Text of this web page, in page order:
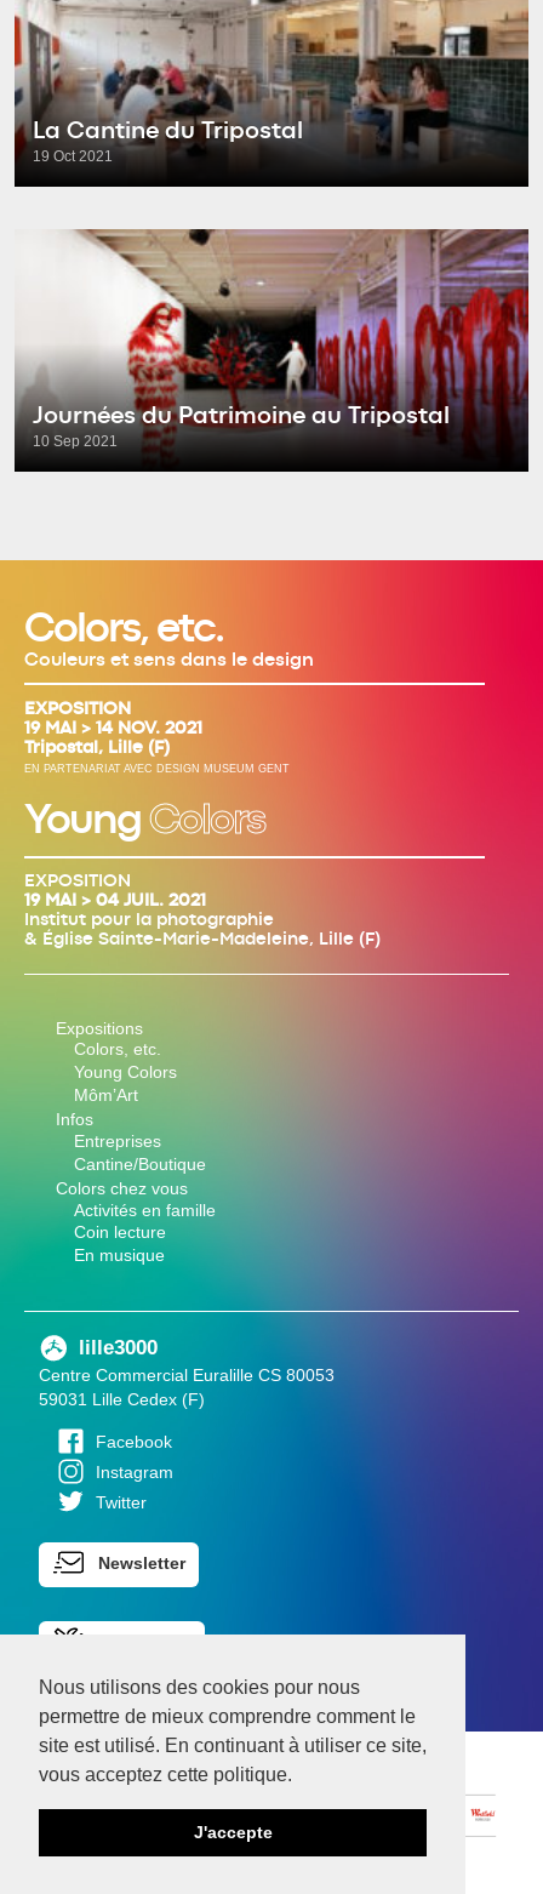
Nous utilisons des cookies pour nous
permettre de mieux comprendre comment le
site est utilisé. En continuant à utiliser ce site,
vous acceptez cette politique.
J'accepte
La Cantine du Tripostal
19 Oct 2021
Journées du Patrimoine au Tripostal
10 Sep 2021
Colors, etc.
Couleurs et sens dans le design
EXPOSITION
19 MAI > 14 NOV. 2021
Tripostal, Lille (F)
EN PARTENARIAT AVEC DESIGN MUSEUM GENT
Young Colors
EXPOSITION
19 MAI > 04 JUIL. 2021
Institut pour la photographie
& Église Sainte-Marie-Madeleine, Lille (F)
Expositions
Colors, etc.
Young Colors
Môm’Art
Infos
Entreprises
Cantine/Boutique
Colors chez vous
Activités en famille
Coin lecture
En musique
lille3000
Centre Commercial Euralille CS 80053
59031 Lille Cedex (F)
Facebook
Instagram
Twitter
Newsletter